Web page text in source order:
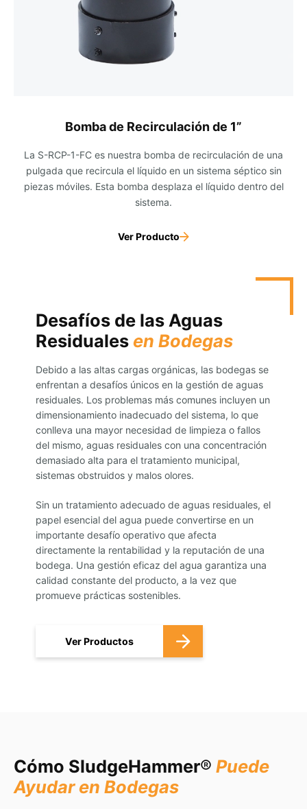
Bomba de Recirculación de 1”
La S-RCP-1-FC es nuestra bomba de recirculación de una
pulgada que recircula el líquido en un sistema séptico sin
piezas móviles. Esta bomba desplaza el líquido dentro del
sistema.
Ver Producto
Desafíos de las Aguas
Residualesen Bodegas
Debido a las altas cargas orgánicas, las bodegas se
enfrentan a desafíos únicos en la gestión de aguas
residuales. Los problemas más comunes incluyen un
dimensionamiento inadecuado del sistema, lo que
conlleva una mayor necesidad de limpieza o fallos
del mismo, aguas residuales con una concentración
demasiado alta para el tratamiento municipal,
sistemas obstruidos y malos olores.
Sin un tratamiento adecuado de aguas residuales, el
papel esencial del agua puede convertirse en un
importante desafío operativo que afecta
directamente la rentabilidad y la reputación de una
bodega. Una gestión eficaz del agua garantiza una
calidad constante del producto, a la vez que
promueve prácticas sostenibles.
Ver Productos
Cómo SludgeHammer® Puede
Ayudar en Bodegas